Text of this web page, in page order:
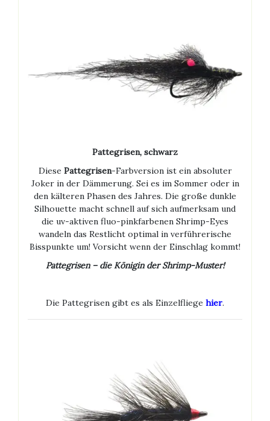
Pattegrisen, schwarz
Diese Pattegrisen-Farbversion ist ein absoluter
Joker in der Dämmerung. Sei es im Sommer oder in
den kälteren Phasen des Jahres. Die große dunkle
Silhouette macht schnell auf sich aufmerksam und
die uv-aktiven fluo-pinkfarbenen Shrimp-Eyes
wandeln das Restlicht optimal in verführerische
Bisspunkte um! Vorsicht wenn der Einschlag kommt!
Pattegrisen – die Königin der Shrimp-Muster!
Die Pattegrisen gibt es als Einzelfliege hier.